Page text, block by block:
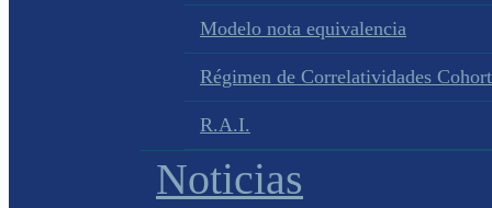
Modelo nota equivalencia
Régimen de Correlatividades
R.A.I.
Noticias